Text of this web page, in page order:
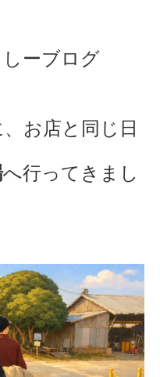
ーブログ
お店と同じ日
へ行ってきまし